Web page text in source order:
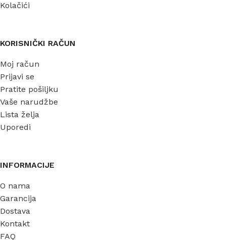
Kolačići
KORISNIČKI RAČUN
Moj račun
Prijavi se
Pratite pošiljku
Vaše narudžbe
Lista želja
Uporedi
INFORMACIJE
O nama
Garancija
Dostava
Kontakt
FAQ